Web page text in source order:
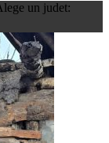
un judet: